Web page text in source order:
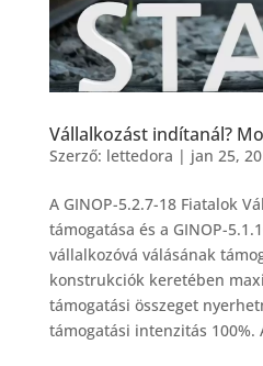
Vállalkozást indítanál?
Szerző: lettedora | jan 25,
A GINOP-5.2.7-18 Fiatalok
támogatása és a GINOP-
vállalkozóvá válásának
konstrukciók keretében
támogatási összeget
támogatási intenzitás 100%.